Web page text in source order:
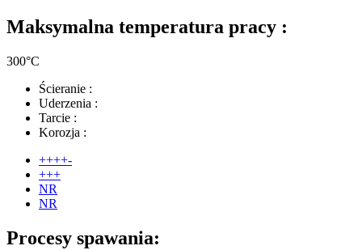
Maksymalna temperatura pracy :
300°C
Ścieranie :
Uderzenia :
Tarcie :
Korozja :
++++-
+++
NR
NR
Procesy spawania: